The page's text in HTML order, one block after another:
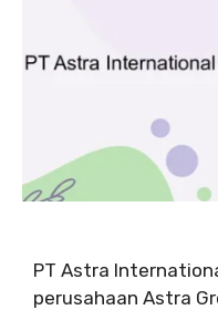
PT Astra
perusahaan Astra